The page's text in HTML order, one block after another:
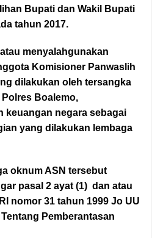
Bupati dan Wakil Bupati
tahun 2017.
menyalahgunakan
Komisioner Panwaslih
dilakukan oleh tersangka
Boalemo,
keuangan negara sebagai
yang dilakukan lembaga
oknum ASN tersebut
pasal 2 ayat (1) dan atau
nomor 31 tahun 1999 Jo UU
Pemberantasan